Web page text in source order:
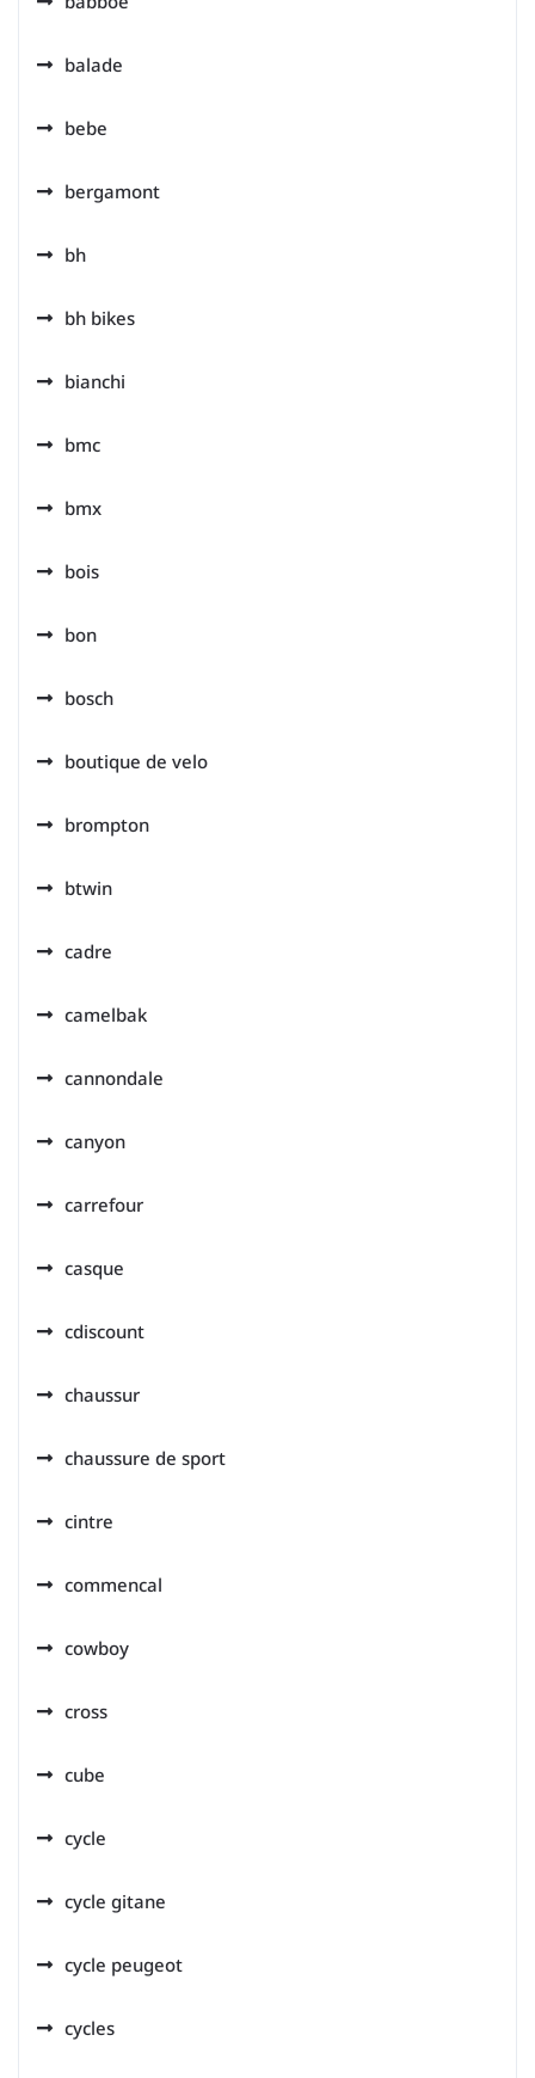
balade
bebe
bergamont
bh
bh bikes
bianchi
bmc
bmx
bois
bon
bosch
boutique de velo
brompton
btwin
cadre
camelbak
cannondale
canyon
carrefour
casque
cdiscount
chaussur
chaussure de sport
cintre
commencal
cowboy
cross
cube
cycle
cycle gitane
cycle peugeot
cycles